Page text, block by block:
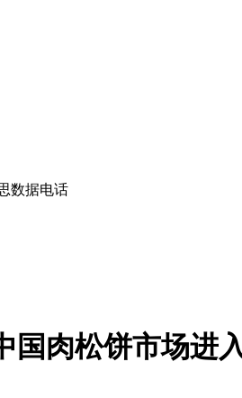
国肉松饼市场进